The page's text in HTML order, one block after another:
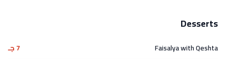
Desserts
Faisalya with Qeshta
7 جـ